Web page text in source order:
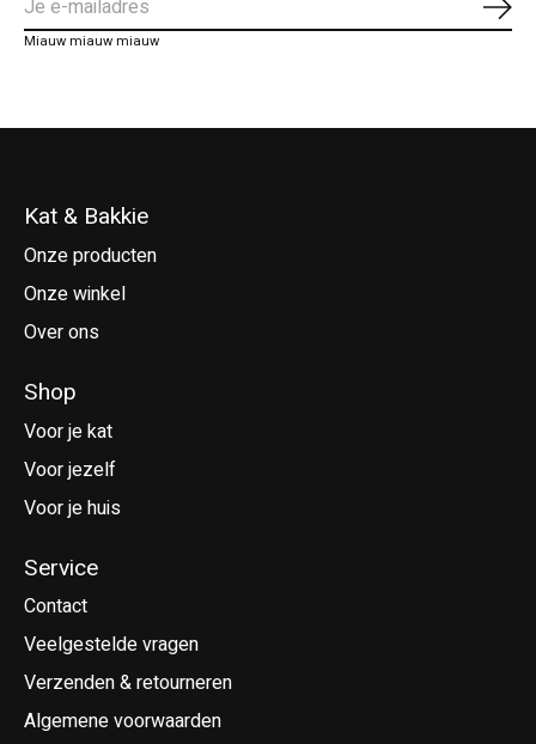
Miauw miauw miauw
Kat & Bakkie
Onze producten
Onze winkel
Over ons
Shop
Voor je kat
Voor jezelf
Voor je huis
Service
Contact
Veelgestelde vragen
Verzenden & retourneren
Algemene voorwaarden